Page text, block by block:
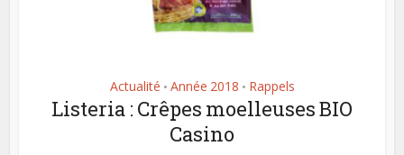
Actualité • Année 2018 • Rappels
Listeria : Crêpes moelleuses BIO
Casino